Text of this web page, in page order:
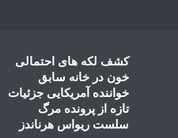
کشف لکه های احتمالی
خون در خانه سابق
خواننده آمریکایی جزئیات
تازه از پرونده مرگ
سلست ریواس هرناندز